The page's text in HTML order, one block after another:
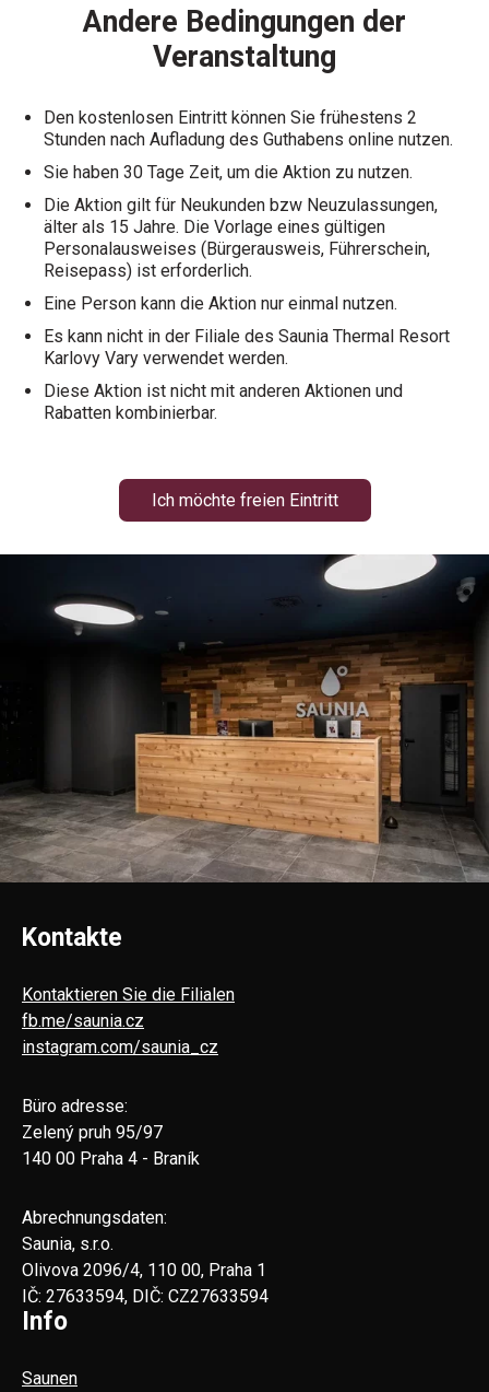
Andere Bedingungen der
Veranstaltung
Den kostenlosen Eintritt können Sie frühestens 2
Stunden nach Aufladung des Guthabens online nutzen.
Sie haben 30 Tage Zeit, um die Aktion zu nutzen.
Die Aktion gilt für Neukunden bzw Neuzulassungen,
älter als 15 Jahre. Die Vorlage eines gültigen
Personalausweises (Bürgerausweis, Führerschein,
Reisepass) ist erforderlich.
Eine Person kann die Aktion nur einmal nutzen.
Es kann nicht in der Filiale des Saunia Thermal Resort
Karlovy Vary verwendet werden.
Diese Aktion ist nicht mit anderen Aktionen und
Rabatten kombinierbar.
Ich möchte freien Eintritt
Kontakte
Kontaktieren Sie die Filialen
fb.me/saunia.cz
instagram.com/saunia_cz
Büro adresse:
Zelený pruh 95/97
140 00 Praha 4 - Braník
Abrechnungsdaten:
Saunia, s.r.o.
Olivova 2096/4, 110 00, Praha 1
IČ: 27633594, DIČ: CZ27633594
Info
Saunen